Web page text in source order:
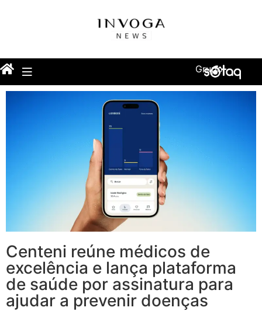
Grupo
Centeni reúne médicos de
excelência e lança plataforma
de saúde por assinatura para
ajudar a prevenir doenças